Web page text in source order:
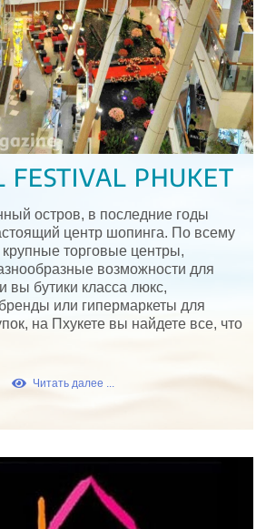
FESTIVAL PHUKET
остров, в последние годы
центр шопинга. По всему
торговые центры,
возможности для
вы бутики класса люкс,
или гипермаркеты для
на Пхукете вы найдете все, что
Читать далее ...